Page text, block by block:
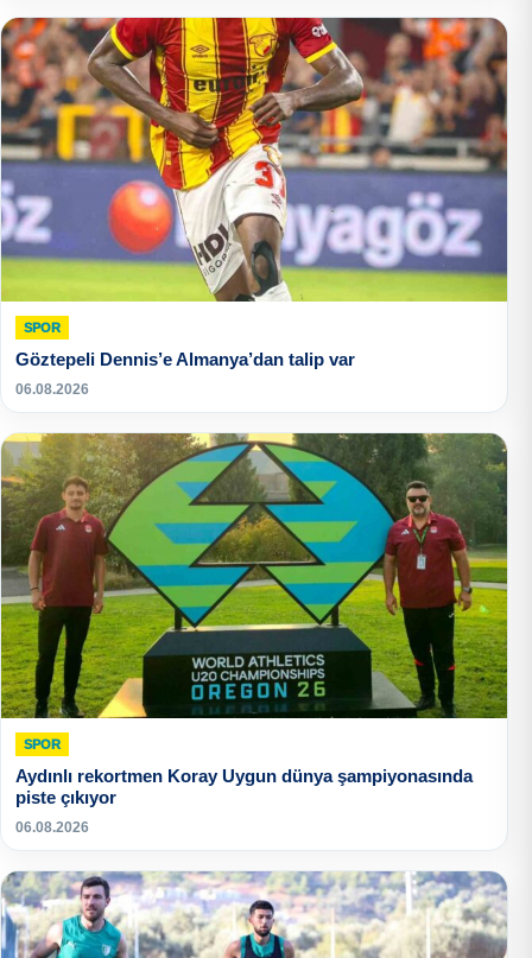
SPOR
Göztepeli Dennis’e Almanya’dan talip var
06.08.2026
SPOR
Aydınlı rekortmen Koray Uygun dünya şampiyonasında
piste çıkıyor
06.08.2026